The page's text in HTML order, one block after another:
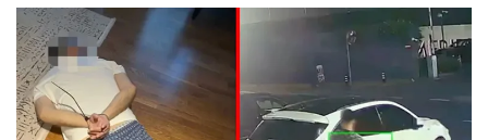
iadesine karar verildi